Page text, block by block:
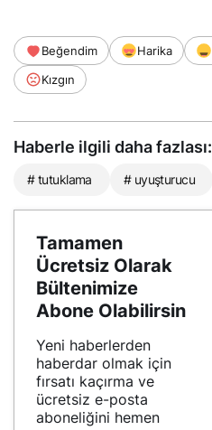
Beğendim Harika
Kızgın
Haberle ilgili daha fazlası:
# tutuklama # uyuşturucu
Tamamen
Ücretsiz Olarak
Bültenimize
Abone Olabilirsin
Yeni haberlerden
haberdar olmak için
fırsatı kaçırma ve
ücretsiz e-posta
aboneliğini hemen